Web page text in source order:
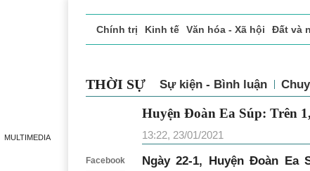
MULTIMEDIA
Chính trị Kinh tế Văn hóa - Xã hội Đất và
THỜI SỰ Sự kiện - Bình luận
Facebook
Huyện Đoàn Ea Súp: Trên
13:22, 23/01/2021
Ngày 22-1, Huyện Đoàn